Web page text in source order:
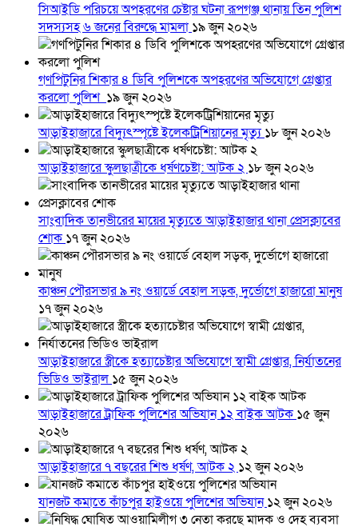
সিআইডি পরিচয়ে অপহরণের চেষ্টার ঘটনা রূপগঞ্জ থানায় তিন পুলিশ
সদস্যসহ ৬ জনের বিরুদ্ধে মামলা ১৯ জুন ২০২৬
গণপিটুনির শিকার ৪ ডিবি পুলিশকে অপহরণের অভিযোগে গ্রেপ্তার
করলো পুলিশ ১৯ জুন ২০২৬
আড়াইহাজারে বিদ্যুৎস্পৃষ্টে ইলেকট্রিশিয়ানের মৃত্যু১৮ জুন ২০২৬
আড়াইহাজারে স্কুলছাত্রীকে ধর্ষণচেষ্টা: আটক ২ ১৮ জুন ২০২৬
সাংবাদিক তানভীরের মায়ের মৃত্যুতে আড়াইহাজার থানা প্রেসক্লাবের
শোক ১৭ জুন ২০২৬
কাঞ্চন পৌরসভার ৯ নং ওয়ার্ডে বেহাল সড়ক, দুর্ভোগে হাজারো মানুষ
১৭ জুন ২০২৬
আড়াইহাজারে স্ত্রীকে হত্যাচেষ্টার অভিযোগে স্বামী গ্রেপ্তার, নির্যাতনের
ভিডিও ভাইরাল ১৫ জুন ২০২৬
আড়াইহাজারে ট্রাফিক পুলিশের অভিযান ১২ বাইক আটক ১৫ জুন
২০২৬
আড়াইহাজারে ৭ বছরের শিশু ধর্ষণ, আটক ২ ১২ জুন ২০২৬
যানজট কমাতে কাঁচপুর হাইওয়ে পুলিশের অভিযান১২ জুন ২০২৬